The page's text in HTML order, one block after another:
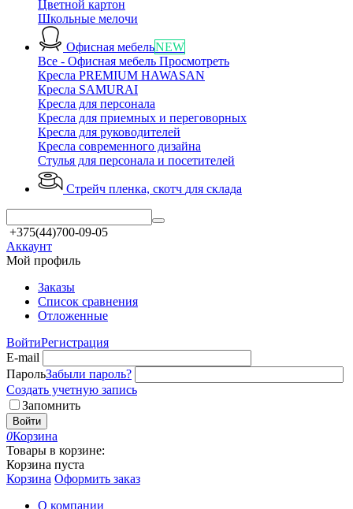
Цветной картон
Школьные мелочи
Офисная мебельNEW
Все - Офисная мебель Просмотреть
Кресла PREMIUM HAWASAN
Кресла SAMURAI
Кресла для персонала
Кресла для приемных и переговорных
Кресла для руководителей
Кресла современного дизайна
Стулья для персонала и посетителей
Стрейч пленка, скотч для склада
+375(44)700-09-05
Аккаунт
Мой профиль
Заказы
Список сравнения
Отложенные
ВойтиРегистрация
E-mail
ПарольЗабыли пароль?
Создать учетную запись
Запомнить
Войти
0Корзина
Товары в корзине:
Корзина пуста
Корзина Оформить заказ
О компании